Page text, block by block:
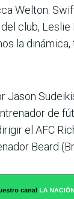
Welton.
club, Leslie
la
Jason
de
el AFC
Beard